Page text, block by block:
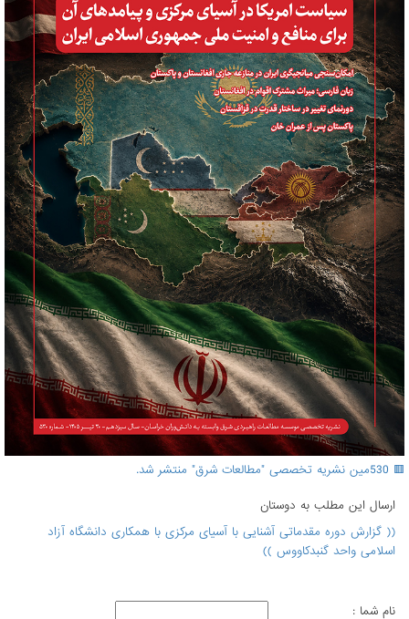
🟥 530مین نشریه تخصصی "مطالعات شرق" منتشر شد.
ارسال اين مطلب به دوستان
(( گزارش دوره مقدماتی آشنایی با آسیای مرکزی با همکاری دانشگاه آزاد
اسلامی واحد گنبدکاووس ))
نام شما :